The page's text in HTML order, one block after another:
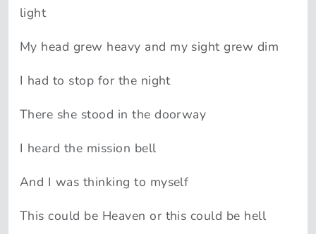
light
My head grew heavy and my sight grew dim
I had to stop for the night
There she stood in the doorway
I heard the mission bell
And I was thinking to myself
This could be Heaven or this could be hell